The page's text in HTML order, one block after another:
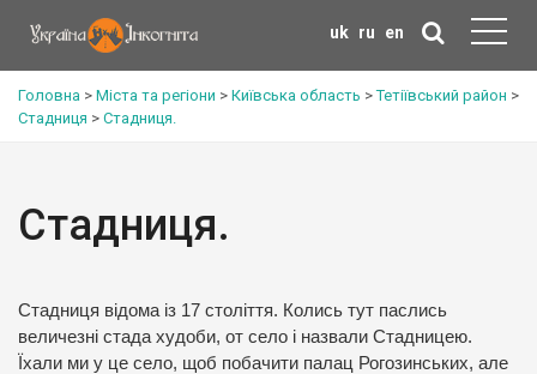
uk ru en
Головна > Міста та регіони > Київська область >Тетіївський район >
Стадниця > Стадниця.
Стадниця.
Стадниця відома із 17 століття. Колись тут паслись
величезні стада худоби, от село і назвали Стадницею.
Їхали ми у це село, щоб побачити палац Рогозинських, але